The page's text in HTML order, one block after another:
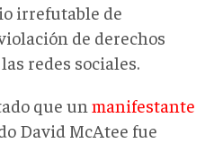
irrefutable de
de derechos
redes sociales.
que un manifestante
David McAtee fue